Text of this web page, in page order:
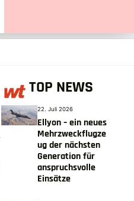
TOP NEWS
22. Juli 2026
Ellyon – ein neues
Mehrzweckflugze
ug der nächsten
Generation für
anspruchsvolle
Einsätze